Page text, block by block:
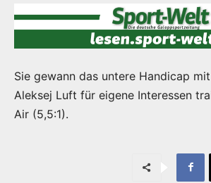
Sie gewann das untere Handicap
Aleksej Luft für eigene Interessen
Air (5,5:1).